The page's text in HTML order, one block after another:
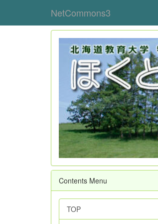
NetCommons3
Contents Menu
TOP